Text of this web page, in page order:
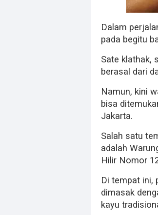
Dalam
pada begitu
Sate klathak,
berasal dari
Namun, kini
bisa
Jakarta.
Salah satu
adalah
Hilir Nomor
Di tempat ini,
dimasak
kayu